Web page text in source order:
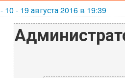
- 10 - 19 августа 2016 в 19:39